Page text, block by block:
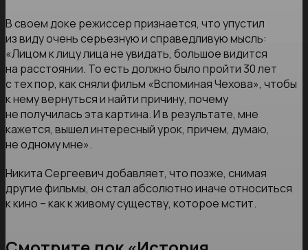
В своем доке режиссер признается, что упустил
из виду очень серьезную и справедливую мысль:
«Лицом к лицу лица не увидать, большое видится
на расстоянии. То есть должно было пройти 30 лет
с тех пор, как сняли фильм «Вспоминая Чехова», чтобы
к нему вернуться и найти причину, почему
не получилась эта картина. И в результате, мне
кажется, вышел интересный урок, причем, думаю,
не одному мне».
Никита Сергеевич добавляет, что позже, снимая
другие фильмы, он стал абсолютно иначе относиться
к кино – как к живому существу, которое мстит.